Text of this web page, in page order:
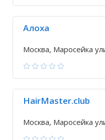
Алоха
Москва, Маросейка
HairMaster.club
Москва, Маросейка